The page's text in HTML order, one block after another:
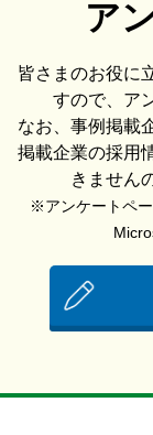
ア
皆さまのお役に
すので、ア
なお、事例掲載
掲載企業の採用
きません
※アンケートペ